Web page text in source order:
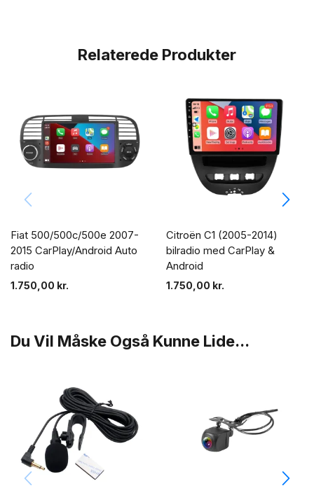
Relaterede Produkter
Fiat 500/500c/500e 2007-
2015 CarPlay/Android Auto
radio
1.750,00 kr.
Citroën C1 (2005-2014)
bilradio med CarPlay &
Android
1.750,00 kr.
Du Vil Måske Også Kunne Lide...